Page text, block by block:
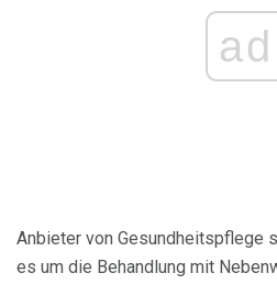
ad
Anbieter von Gesundheitspflege
es um die Behandlung mit